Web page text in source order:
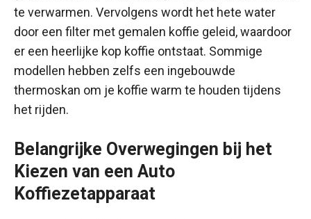
te verwarmen. Vervolgens wordt het hete water
door een filter met gemalen koffie geleid, waardoor
er een heerlijke kop koffie ontstaat. Sommige
modellen hebben zelfs een ingebouwde
thermoskan om je koffie warm te houden tijdens
het rijden.
Belangrijke Overwegingen bij het
Kiezen van een Auto
Koffiezetapparaat